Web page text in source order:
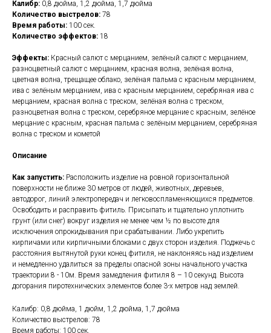
Калибр: 0,8 дюйма, 1,2 дюйма, 1,7 дюйма
Количество выстрелов: 78
Время работы: 100 сек.
Количество эффектов: 18
Эффекты: Красный салют с мерцанием, зелёный салют с мерцанием,
разноцветный салют с мерцанием, красная волна, зелёная волна,
цветная волна, трещащее облако, зелёная пальма с красным мерцанием,
ива с зелёным мерцанием, ива с красным мерцанием, серебряная ива с
мерцанием, красная волна с треском, зелёная волна с треском,
разноцветная волна с треском, серебряное мерцание с красным, зелёное
мерцание с красным, красная пальма с зелёным мерцанием, серебряная
волна с треском и кометой
Описание
Как запустить: Расположить изделие на ровной горизонтальной
поверхности не ближе 30 метров от людей, животных, деревьев,
автодорог, линий электропередач и легковоспламеняющихся предметов.
Освободить и расправить фитиль. Присыпать и тщательно уплотнить
грунт (или снег) вокруг изделия не менее чем ½ по высоте для
исключения опрокидывания при срабатывании. Либо укрепить
кирпичами или кирпичными блоками с двух сторон изделия. Поджечь с
расстояния вытянутой руки конец фитиля, не наклоняясь над изделием
и немедленно удалиться за пределы опасной зоны начального участка
траектории 8 - 10м. Время замедления фитиля 8 – 10 секунд. Высота
догорания пиротехнических элементов более 3-х метров над землей.
Калибр: 0,8 дюйма, 1 дюйм, 1,2 дюйма, 1,7 дюйма
Количество выстрелов: 78
Время работы: 100 сек.